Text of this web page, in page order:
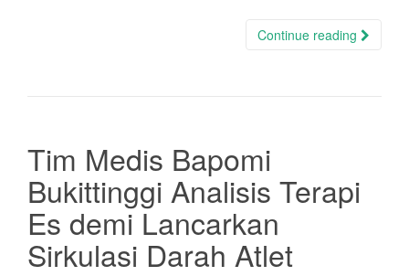
Continue reading
Tim Medis Bapomi
Bukittinggi Analisis Terapi
Es demi Lancarkan
Sirkulasi Darah Atlet